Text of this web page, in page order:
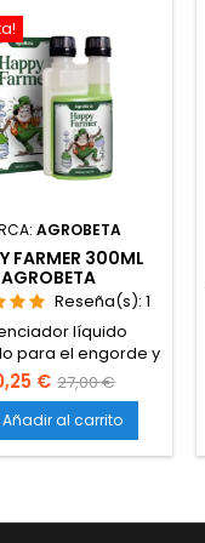
AGROBETA
FARMER 300ML
AGROBETA
Reseña(s):1
líquido
para el engorde y
cierre de la
ácidos
almidón y
de
tras el
€ 27,00 €
Añadir al carrito